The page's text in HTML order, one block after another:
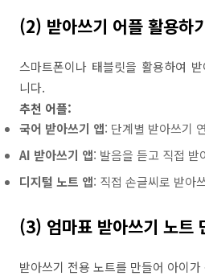
(2) 받아쓰기 어플 활용하
스마트폰이나 태블릿을 활용하여
니다.
추천 어플:
국어 받아쓰기 앱: 단계별 받아쓰기
AI 받아쓰기 앱: 발음을 듣고 직접 받
디지털 노트 앱: 직접 손글씨로 받아
(3) 엄마표 받아쓰기 노트
받아쓰기 전용 노트를 만들어 아이